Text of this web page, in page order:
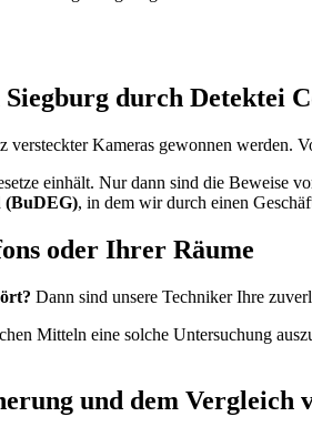
durch Detektei
Kameras gewonnen werden.
einhält. Nur dann sind die Beweise
(BuDEG), in dem wir durch einen
oder Ihrer Räume
Dann sind unsere Techniker Ihre
Mitteln eine solche Untersuchung
und dem Vergleich